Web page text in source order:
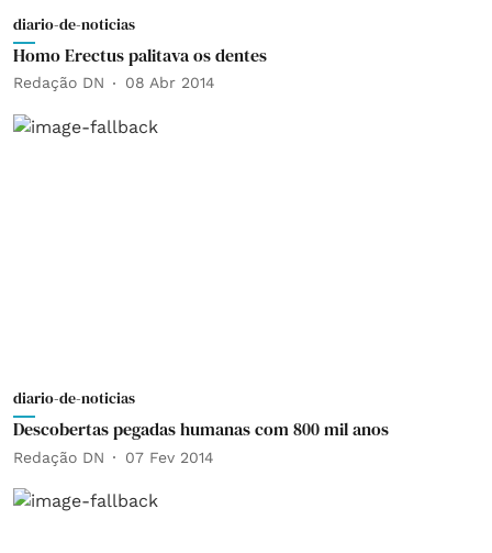
diario-de-noticias
Homo Erectus palitava os dentes
Redação DN 08 Abr 2014
diario-de-noticias
Descobertas pegadas humanas com 800 mil anos
Redação DN 07 Fev 2014